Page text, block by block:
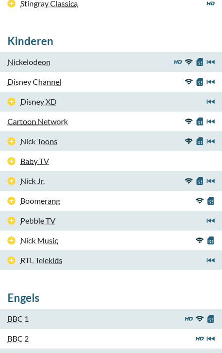
Stingray Classica
Kinderen
Nickelodeon
Disney Channel
Disney XD
Cartoon Network
Nick Toons
Baby TV
Nick Jr.
Boomerang
Pebble TV
Nick Music
RTL Telekids
Engels
BBC 1
BBC 2